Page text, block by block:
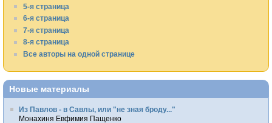
5-я страница
6-я страница
7-я страница
8-я страница
Все авторы на одной странице
Новые материалы
Из Павлов - в Савлы, или "не зная броду..."
Монахиня Евфимия Пащенко